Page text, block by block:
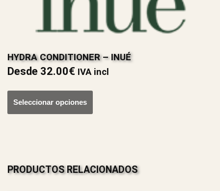
HYDRA CONDITIONER – INUÉ
Desde 32.00€ IVA incl
Seleccionar opciones
PRODUCTOS RELACIONADOS